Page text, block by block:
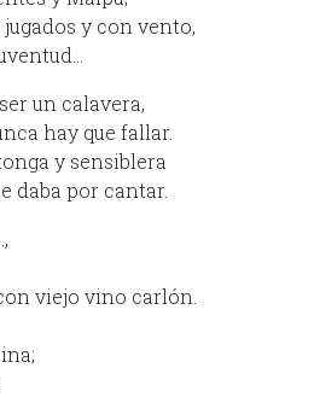
y con vento,
un calavera,
hay que fallar.
y sensiblera
daba por cantar.
viejo vino carlón.